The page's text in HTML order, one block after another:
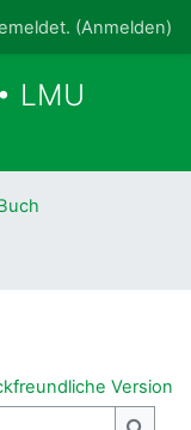
(Anmelden)
LMU
Version